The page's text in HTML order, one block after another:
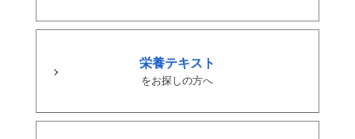
栄養テキスト
をお探しの方へ